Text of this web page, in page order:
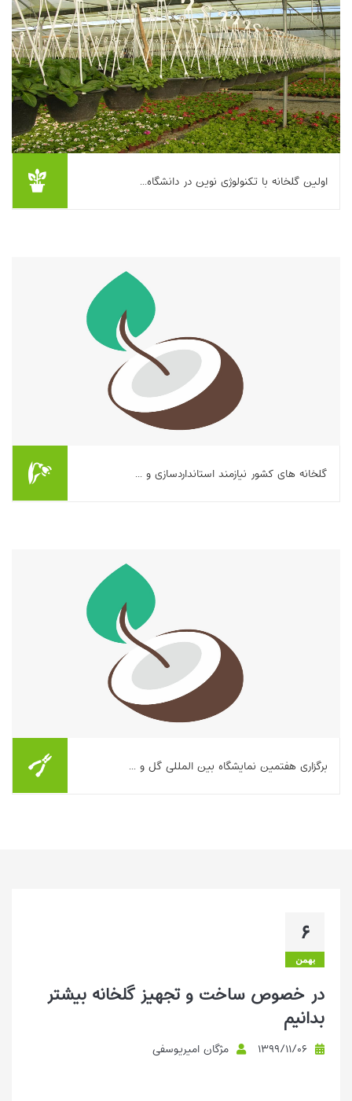
در این مقاله، ساخت و راه‌اندازی نخستین گلخانه مجهز به فناوری‌های
اولین گلخانه با تکنولوژی نوین در دانشگاه...
گلخانه های کشور نیازمند استانداردسازی و ...
برگزاری هفتمین نمایشگاه بین المللی گل و ...
۶
بهمن
در خصوص ساخت و تجهیز گلخانه‌ بیشتر
بدانیم
۱۳۹۹/۱۱/۰۶ مژگان امیریوسفی